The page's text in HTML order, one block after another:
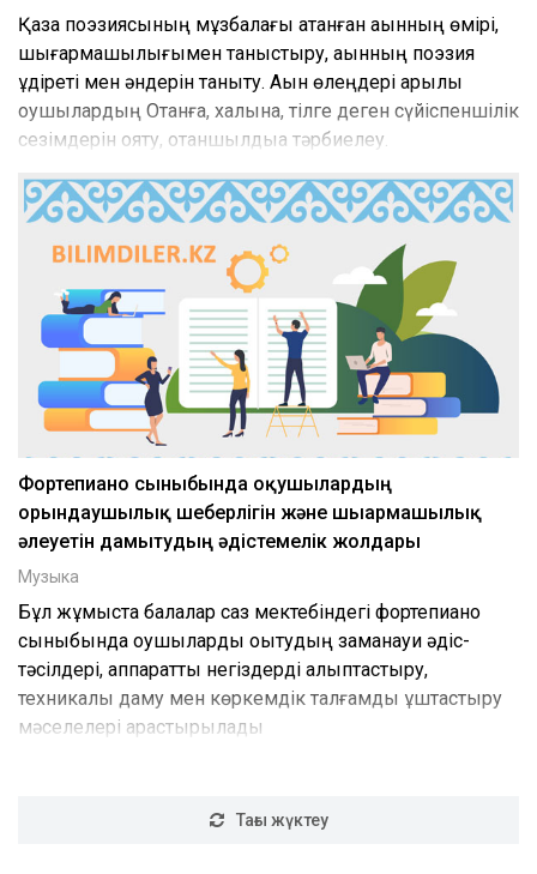
Қазақ поэзиясының мұзбалағы атанған ақынның өмірі,
шығармашылығымен таныстыру, ақынның поэзия
құдіреті мен әндерін таныту. Ақын өлеңдері арқылы
оқушылардың Отанға, халқына, тілге деген сүйіспеншілік
сезімдерін ояту, отаншылдыққа тәрбиелеу.
Фортепиано сыныбында оқушылардың
орындаушылық шеберлігін және шығармашылық
әлеуетін дамытудың әдістемелік жолдары
Музыка
Бұл жұмыста балалар саз мектебіндегі фортепиано
сыныбында оқушыларды оқытудың заманауи әдіс-
тәсілдері, аппараттық негіздерді қалыптастыру,
техникалық даму мен көркемдік талғамды ұштастыру
мәселелері қарастырылады
Тағы жүктеу